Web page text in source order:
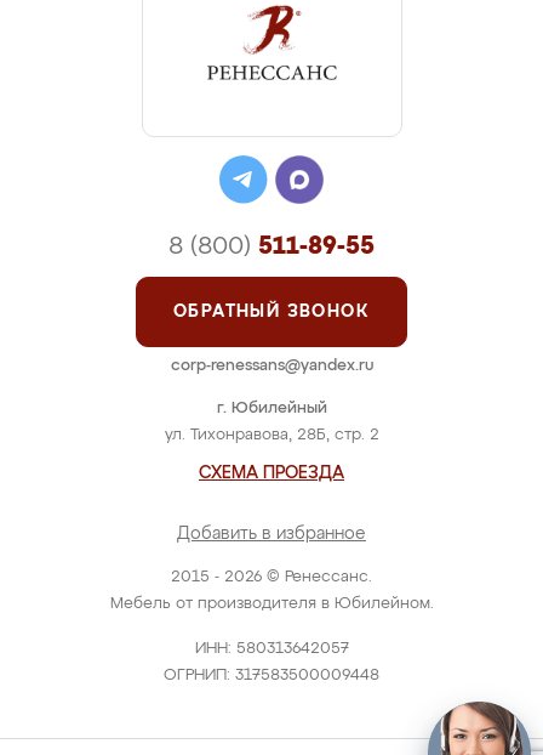
2015 - 2026 © Ренессанс.
Мебель от производителя в Юбилейном.
ИНН: 580313642057
ОГРНИП: 317583500009448
г. Юбилейный
ул. Тихонравова, 28Б, стр. 2
СХЕМА ПРОЕЗДА
Добавить в избранное
8 (800) 511-89-55
ОБРАТНЫЙ ЗВОНОК
corp-renessans@yandex.ru